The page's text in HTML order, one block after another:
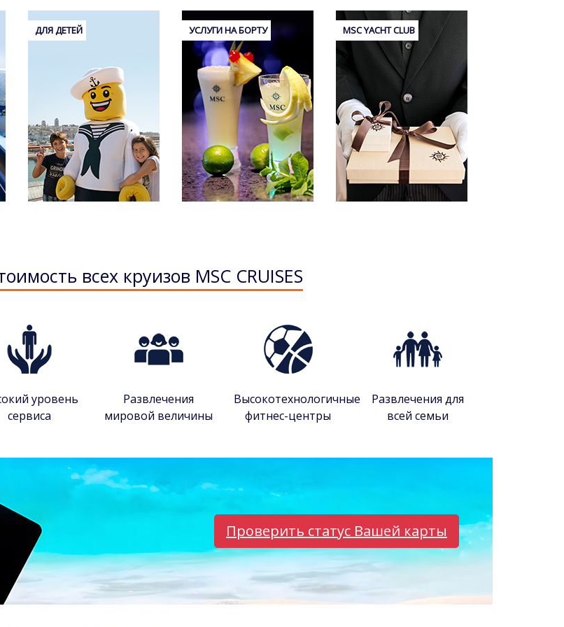
ДЛЯ ДЕТЕЙ УСЛУГИ НА БОРТУ MSC YACHT CLUB
всеx круизов MSC CRUISES
уровень
сервиса
Развлечения
мировой величины
Высокотехнологичные
фитнес-центры
Развлечения для
всей семьи
Проверить статус Вашей карты